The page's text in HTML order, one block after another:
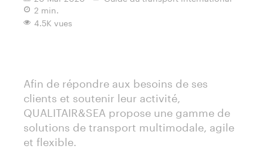
2 min.
4.5K vues
Afin de répondre aux besoins de ses
clients et soutenir leur activité,
QUALITAIR&SEA propose une gamme de
solutions de transport multimodale, agile
et flexible.